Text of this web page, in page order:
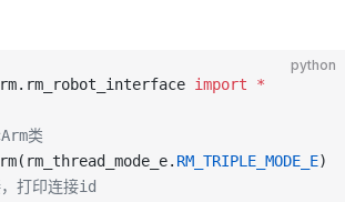
python
import *
类
RM_TRIPLE_MODE_E)
打印连接id